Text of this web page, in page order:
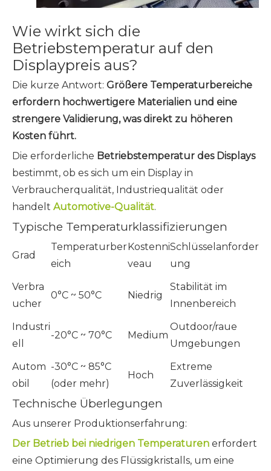
Wie wirkt sich die
Betriebstemperatur auf den
Displaypreis aus?
Die kurze Antwort: Größere Temperaturbereiche
erfordern hochwertigere Materialien und eine
strengere Validierung, was direkt zu höheren
Kosten führt.
Die erforderliche Betriebstemperatur des Displays
bestimmt, ob es sich um ein Display in
Verbraucherqualität, Industriequalität oder
handelt Automotive-Qualität.
Typische Temperaturklassifizierungen
Grad
Temperaturber
eich
Kostenni
veau
Schlüsselanforder
ung
Verbra
ucher
0°C ~ 50°C Niedrig
Stabilität im
Innenbereich
Industri
ell
-20°C ~ 70°C Medium
Outdoor/raue
Umgebungen
Autom
obil
-30°C ~ 85°C
(oder mehr)
Hoch
Extreme
Zuverlässigkeit
Technische Überlegungen
Aus unserer Produktionserfahrung:
Der Betrieb bei niedrigen Temperaturen erfordert
eine Optimierung des Flüssigkristalls, um eine